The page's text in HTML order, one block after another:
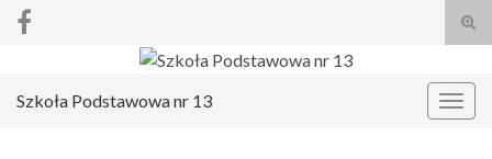
Search for:
Szkoła Podstawowa nr 13